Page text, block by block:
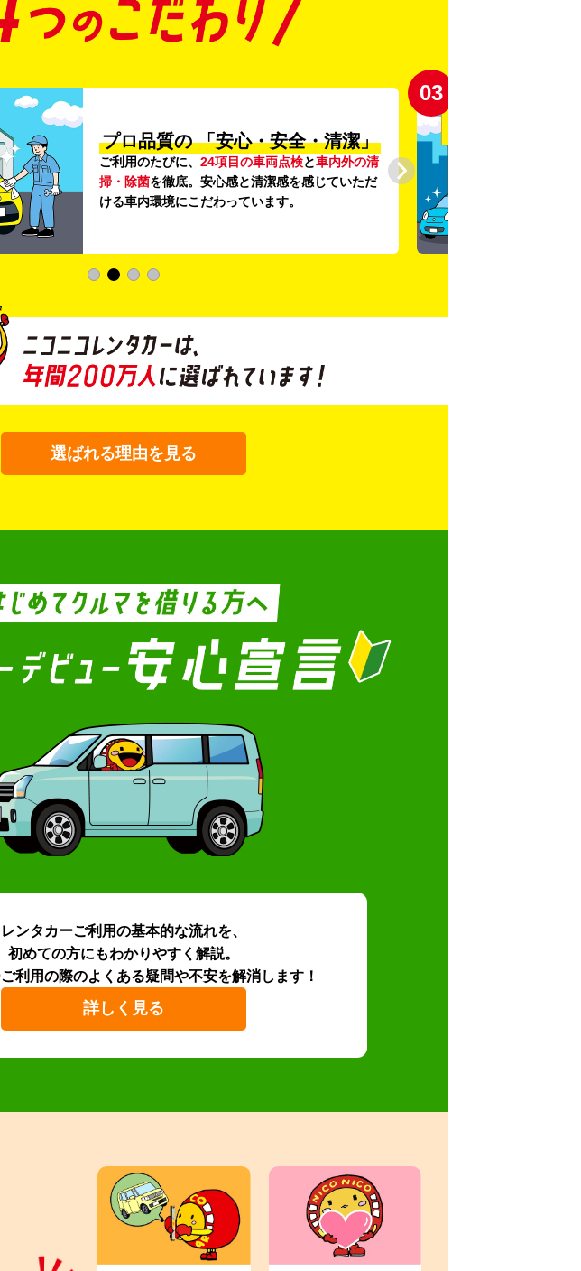
プロ品質の 「安心・安全・清潔」
ご利用のたびに、 24項目の車両点検と車内外の清
掃・除菌を徹底。安心感と清潔感を感じていただ
ける車内環境にこだわっています。
03
選ばれる理由を見る
レンタカーご利用の基本的な流れを、
初めての方にもわかりやすく解説。
利用の際のよくある疑問や不安を解消します！
詳しく見る